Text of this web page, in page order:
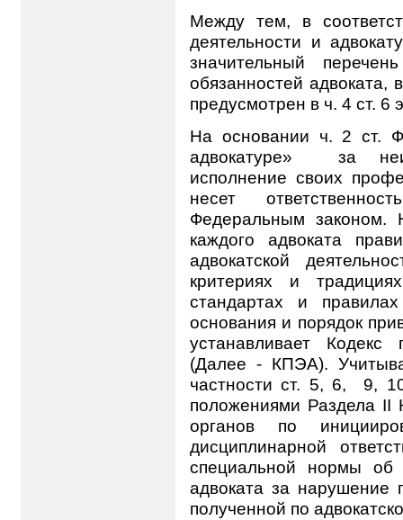
Между тем, в
деятельности и
значительный
обязанностей адвоката,
предусмотрен в ч. 4 ст. 6
На основании ч. 2 ст.
адвокатуре»
за
исполнение своих
несет
Федеральным законом.
каждого адвоката
адвокатской
критериях и
стандартах и
основания и порядок
устанавливает Кодекс
(Далее - КПЭА).
частности ст. 5, 6,
9,
положениями Раздела II
органов по
дисциплинарной
специальной нормы об
адвоката за нарушение
полученной по